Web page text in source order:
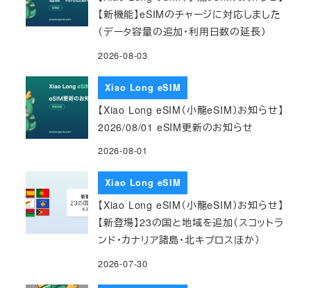
【新機能】eSIMのチャージに対応しました
（データ容量の追加・利用日数の延長）
2026-08-03
Xiao Long eSIM
【Xiao Long eSIM（小龍eSIM）お知らせ】
2026/08/01 eSIM更新のお知らせ
2026-08-01
Xiao Long eSIM
【Xiao Long eSIM（小龍eSIM）お知らせ】
【新登場】23の国と地域を追加（スコットラ
ンド・カナリア諸島・北キプロスほか）
2026-07-30